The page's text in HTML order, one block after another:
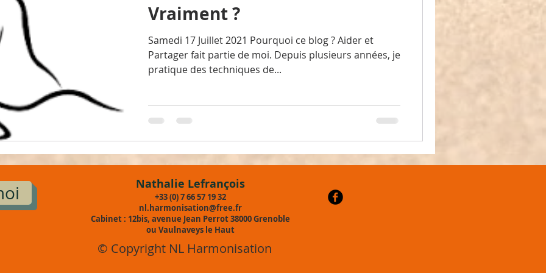
Vraiment ?
Samedi 17 Juillet 2021 Pourquoi ce blog ? Aider et
Partager fait partie de moi. Depuis plusieurs années, je
pratique des techniques de...
Nathalie Lefrançois
+33 (0) 7 66 57 19 32
nl.harmonisation@free.fr
Cabinet : 12bis, avenue Jean Perrot 38000 Grenoble
ou Vaulnaveys le Haut
© Copyright NL Harmonisation